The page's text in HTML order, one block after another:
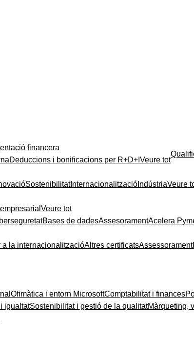
financera
Deduccions i bonificacions per R+D+I Veure tot
SostenibilitatInternacionalització IndústriaVeure
Veure tot
Bases de dadesAssesoramentAcelera
a la internacionalitzacióAltres certificatsAssessorament
Ofimàtica i entorn MicrosoftComptabilitat i finances
igualtatSostenibilitat i gestió de la qualitatMàrqueting,